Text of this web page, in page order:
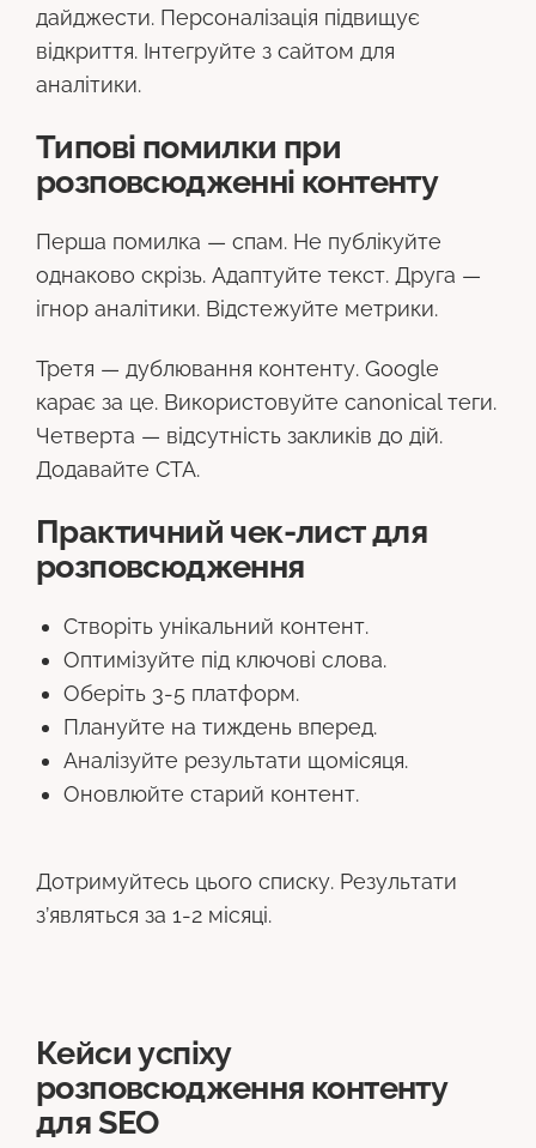
дайджести. Персоналізація підвищує
відкриття. Інтегруйте з сайтом для
аналітики.
Типові помилки при
розповсюдженні контенту
Перша помилка — спам. Не публікуйте
однаково скрізь. Адаптуйте текст. Друга —
ігнор аналітики. Відстежуйте метрики.
Третя — дублювання контенту. Google
карає за це. Використовуйте canonical теги.
Четверта — відсутність закликів до дій.
Додавайте CTA.
Практичний чек-лист для
розповсюдження
Створіть унікальний контент.
Оптимізуйте під ключові слова.
Оберіть 3-5 платформ.
Плануйте на тиждень вперед.
Аналізуйте результати щомісяця.
Оновлюйте старий контент.
Дотримуйтесь цього списку. Результати
з’являться за 1-2 місяці.
Кейси успіху
розповсюдження контенту
для SEO